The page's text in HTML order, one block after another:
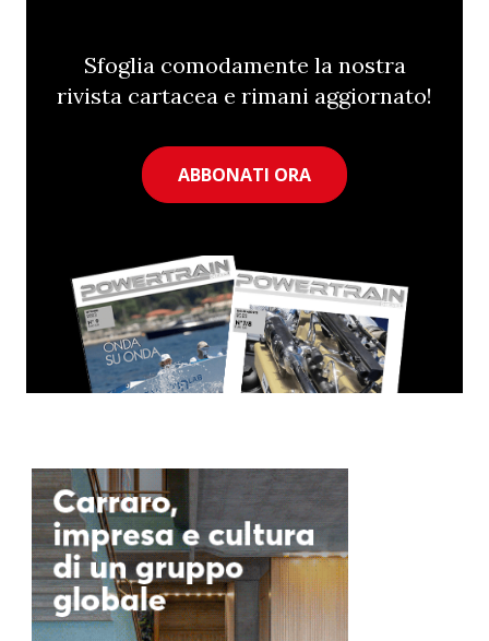
Sfoglia comodamente la nostra
rivista cartacea e rimani aggiornato!
ABBONATI ORA